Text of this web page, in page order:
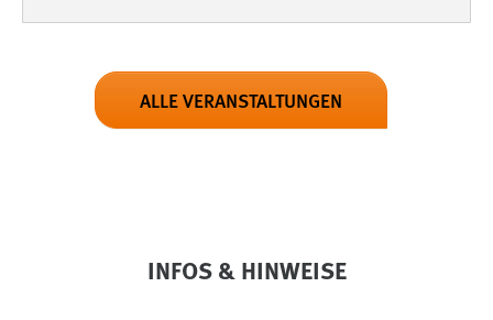
ALLE VERANSTALTUNGEN
INFOS & HINWEISE